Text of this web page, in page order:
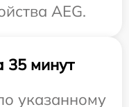
AEG.
35 минут
указанному